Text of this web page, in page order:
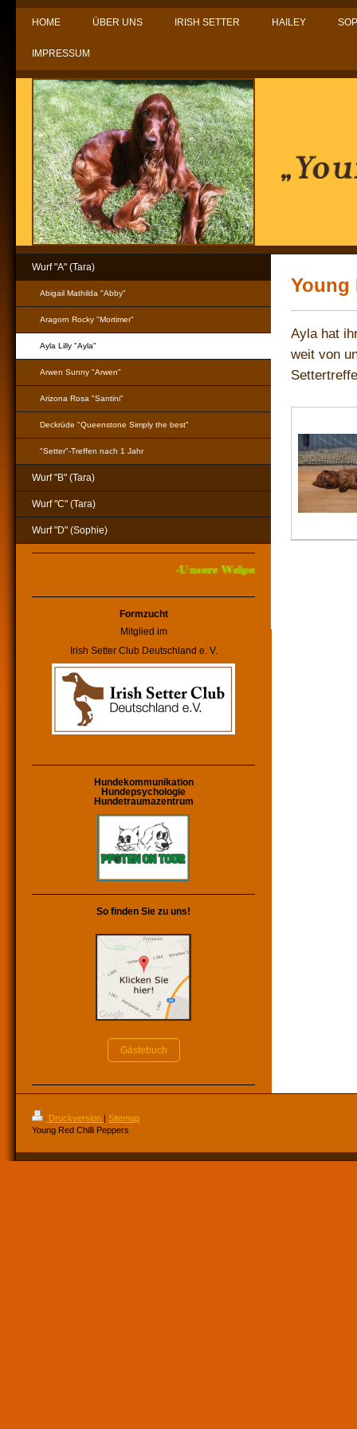
HOME ÜBER UNS IRISH SETTER HAILEY
IMPRESSUM
Wurf "A" (Tara)
Abigail Mathilda "Abby"
Aragorn Rocky "Mortimer"
Ayla Lilly "Ayla"
Arwen Sunny "Arwen"
Arizona Rosa "Santini"
Deckrüde "Queenstone Simply the best"
"Setter"-Treffen nach 1 Jahr
Wurf "B" (Tara)
Wurf "C" (Tara)
Wurf "D" (Sophie)
-Unsere Welpen wurden am
Formzucht
Mitglied im
Irish Setter Club Deutschland e. V.
Hundekommunikation
Hundepsychologie
Hundetraumazentrum
So finden Sie zu uns!
Gästebuch
Young
Ayla hat
weit von
Druckversion | Sitemap
Young Red Chilli Peppers